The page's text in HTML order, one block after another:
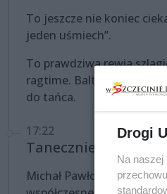
To jeszcze nie koniec
jeden uśmiech”.
To prawdziwa rewia
ragtime. Baltic Neopolis
do tańca.
17:22
Tanecznie i
Michał Pawłowski miał
Drogi
Na